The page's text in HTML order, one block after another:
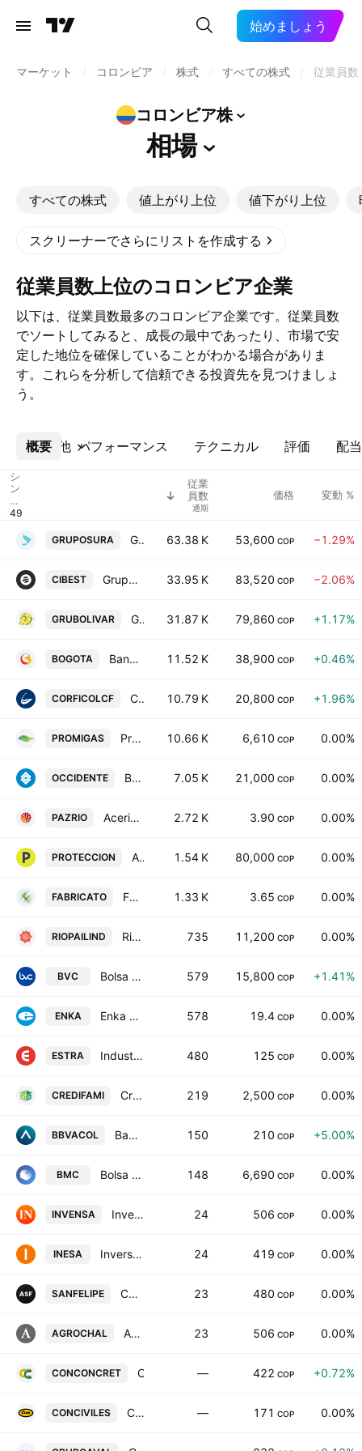
始めましょう
マーケット コロンビア 株式 すべての株式 従業員数
コロンビア株
相場
すべての株式 値上がり上位 値下がり上位
スクリーナーでさらにリストを作成する
従業員数上位のコロンビア企業
以下は、従業員数最多のコロンビア企業です。従業員数
でソートしてみると、成長の最中であったり、市場で安
定した地位を確保していることがわかる場合がありま
す。これらを分析して信頼できる投資先を見つけましょ
う。
概要 パフォーマンス テクニカル 評価 配当
その他
シ
ン
ボ
ル
従業
員数
通期
価格 変動 %
GRUPOSURA Grupo de Inversiones Suramericana S.A. 63.38 K 53,600 COP −1.29%
CIBEST Grupo Cibest S.A. 33.95 K 83,520 COP −2.06%
GRUBOLIVAR Grupo Bolivar SA 31.87 K 79,860 COP +1.17%
BOGOTA Banco de Bogota SA 11.52 K 38,900 COP +0.46%
CORFICOLCF Corporacion Financiera Colombiana SA 10.79 K 20,800 COP +1.96%
PROMIGAS Promigas SA ESP 10.66 K 6,610 COP 0.00%
OCCIDENTE Banco de Occidente SA 7.05 K 21,000 COP 0.00%
PAZRIO Acerias Paz del Rio SA 2.72 K 3.90 COP 0.00%
PROTECCION Administradora de Fondos de Pensiones y Cesantias Proteccion SA 1.54 K 80,000 COP 0.00%
FABRICATO Fabricato S.A. 1.33 K 3.65 COP 0.00%
RIOPAILIND Riopaila Castilla SA 735 11,200 COP 0.00%
BVC Bolsa de Valores de Colombia S.A. 579 15,800 COP +1.41%
ENKA Enka de Colombia S. A. 578 19.4 COP 0.00%
ESTRA Industrias ESTRA SA 480 125 COP 0.00%
CREDIFAMI Credifamilia Compania de Financiamiento SA 219 2,500 COP 0.00%
BBVACOL Banco Bilbao Vizcaya Argentaria Colombia SA Class B 150 210 COP +5.00%
BMC Bolsa Mercantil de Colombia SA 148 6,690 COP 0.00%
INVENSA Inversiones Venecia SA 24 506 COP 0.00%
INESA Inversiones Equipos y Servicios SA 24 419 COP 0.00%
SANFELIPE Compania Agricola San Felipe SA 23 480 COP 0.00%
AGROCHAL Agroguachal SA 23 506 COP 0.00%
CONCONCRET — 422 COP +0.72%
CONCIVILES Construcciones Civiles SA — 171 COP 0.00%